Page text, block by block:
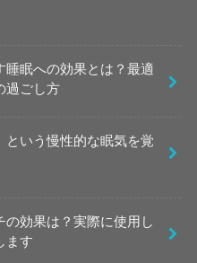
睡眠への効果とは？最適
過ごし方
という慢性的な眠気を覚
の効果は？実際に使用し
ます